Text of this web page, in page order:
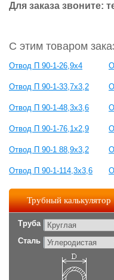
Для заказа звоните:
С этим товаром
Отвод П 90-1-26,9х4
Отвод П 90-1-33,7х3,2
Отвод П 90-1-48,3х3,6
Отвод П 90-1-76,1x2,9
Отвод П 90-1 88,9x3,2
Отвод П 90-1-114,3x3,6
Трубный калькулятор
Труба
Сталь